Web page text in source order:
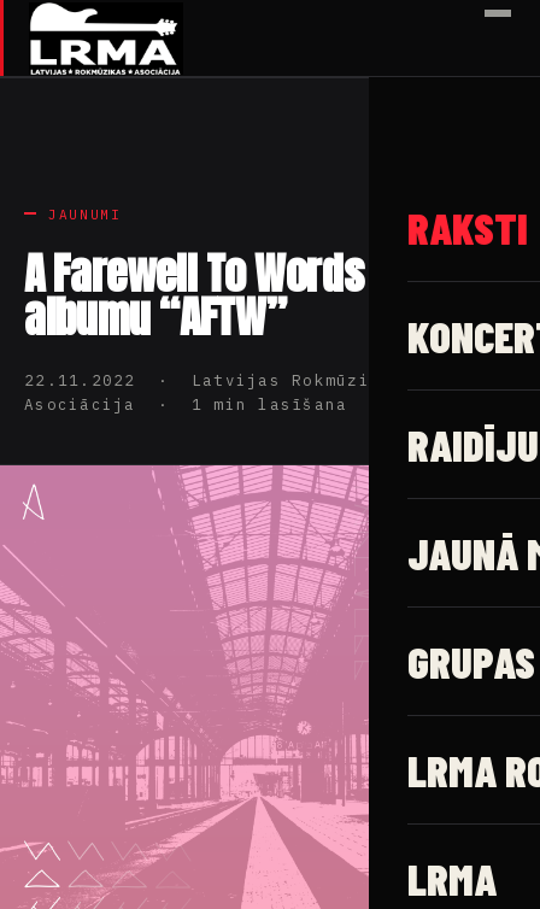
✕
RAKSTI
JAUNĀ
GRUPAS
LRMA
LRMA
JAUNUMI
A Farewell To Words izdod
albumu “AFTW”
22.11.2022 · Latvijas Rokmūzikas
Asociācija · 1 min lasīšana